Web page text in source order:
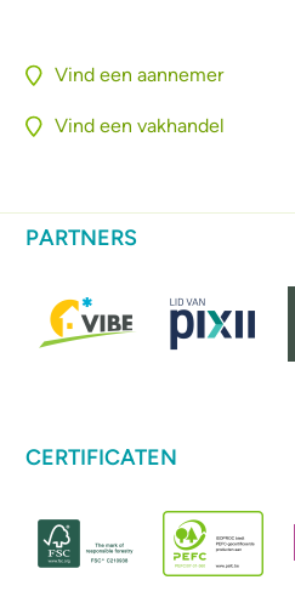
Vind een aannemer
Vind een vakhandel
PARTNERS
CERTIFICATEN